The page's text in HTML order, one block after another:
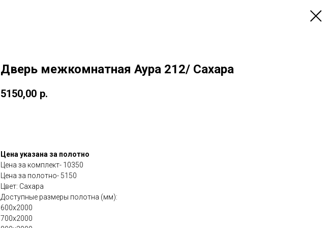
Дверь межкомнатная Аура 212/ Сахара
5150,00 р.
Цена указана за полотно
Цена за комплект- 10350
Цена за полотно- 5150
Цвет: Сахара
Доступные размеры полотна (мм):
600х2000
700х2000